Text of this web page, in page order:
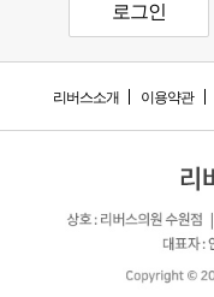
로그인
리버스소개 이용약관